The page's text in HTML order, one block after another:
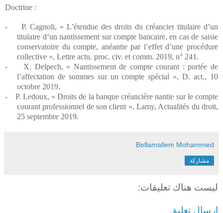
Doctrine :
-
P. Cagnoli, « L’étendue des droits du créancier titulaire d’un
titulaire d’un nantissement sur compte bancaire, en cas de saisie
conservatoire du compte, anéantie par l’effet d’une procédure
collective », Lettre actu. proc. civ. et comm. 2019, n° 241.
-
X. Delpech, « Nantissement de compte courant : portée de
l’affectation de sommes sur un compte spécial », D. act., 10
octobre 2019.
-
P. Ledoux, « Droits de la banque créancière nantie sur le compte
courant professionnel de son client », Lamy, Actualités du droit,
25 septembre 2019.
Bellamallem Mohammed
مشاركة
ليست هناك تعليقات:
إرسال تعليق